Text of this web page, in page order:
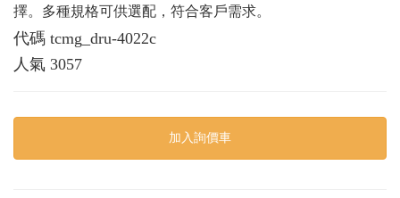
擇。多種規格可供選配，符合客戶需求。
代碼 tcmg_dru-4022c
人氣 3057
加入詢價車